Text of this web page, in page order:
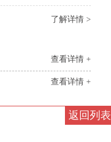
了解详情 >
查看详情 +
查看详情 +
返回列表